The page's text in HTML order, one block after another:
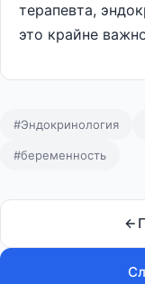
терапевта,
это крайне
#Эндокринология
#беременность